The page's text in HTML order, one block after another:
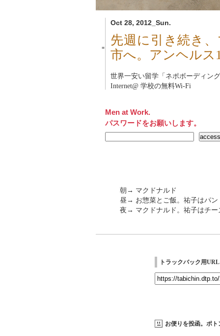
Oct 28, 2012_Sun.
■
先週に引き続き
市へ。アンヘルス
世界一安い留学「ネポボーディン
Internet@ 学校の無料Wi-Fi
Men at Work.
パスワードをお願いします。
朝→ マクドナルド
昼→ お惣菜とご飯。祐子はパン
夜→ マクドナルド。祐子はチー
トラックバック用URL
お便りを投函。ポト